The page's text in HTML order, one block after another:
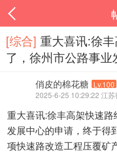
[综合] 重大喜讯:徐
了，徐州市公路事业
俏皮的棉花糖 Lv.100
2025-6-25 10:29:22 江苏
重大喜讯:徐丰高架快速
发展中心的申请，终于得
项快速路改造工程压覆矿